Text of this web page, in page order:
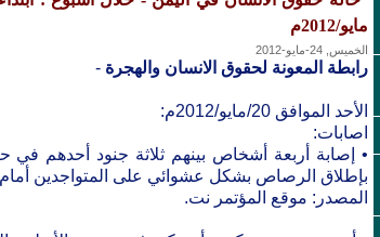
مايو/2012م
الخميس, 24-مايو-2012
رابطة المعونة لحقوق الانسان والهجرة -
الأحد الموافق 20/مايو/2012م:
اصابات:
• إصابة أربعة أشخاص بينهم ثلاثة جنود أحدهم
بإطلاق الرصاص بشكل عشوائي على المتواجدين أمام
المصدر: موقع المؤتمر نت.